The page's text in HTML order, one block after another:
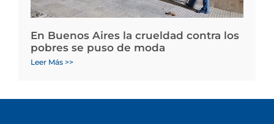
En Buenos Aires la crueldad contra los
pobres se puso de moda
Leer Más >>